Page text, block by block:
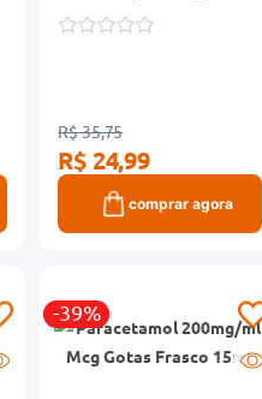
R$ 35,75
R$ 24,99
comprar agora
-39%